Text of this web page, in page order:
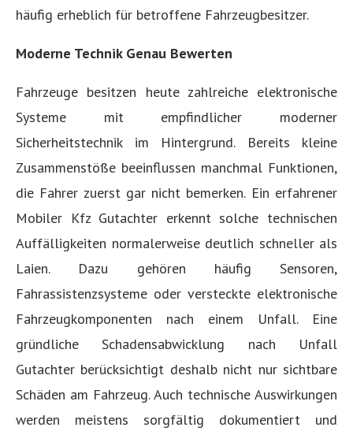
häufig erheblich für betroffene Fahrzeugbesitzer.
Moderne Technik Genau Bewerten
Fahrzeuge besitzen heute zahlreiche elektronische
Systeme mit empfindlicher moderner
Sicherheitstechnik im Hintergrund. Bereits kleine
Zusammenstöße beeinflussen manchmal Funktionen,
die Fahrer zuerst gar nicht bemerken. Ein erfahrener
Mobiler Kfz Gutachter erkennt solche technischen
Auffälligkeiten normalerweise deutlich schneller als
Laien. Dazu gehören häufig Sensoren,
Fahrassistenzsysteme oder versteckte elektronische
Fahrzeugkomponenten nach einem Unfall. Eine
gründliche Schadensabwicklung nach Unfall
Gutachter berücksichtigt deshalb nicht nur sichtbare
Schäden am Fahrzeug. Auch technische Auswirkungen
werden meistens sorgfältig dokumentiert und